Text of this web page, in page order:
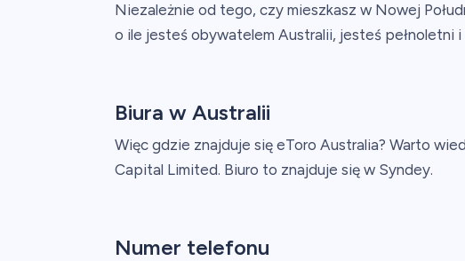
Niezależnie od tego, czy mieszkasz w Nowej
o ile jesteś obywatelem Australii, jesteś pełnoletni
Biura w Australii
Więc gdzie znajduje się eToro Australia? Warto
Capital Limited. Biuro to znajduje się w Syndey.
Numer telefonu